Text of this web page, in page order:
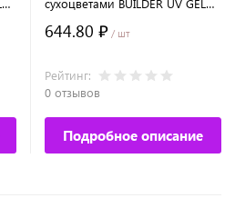
сухоцветами BUILDER UV GEL
644.80 ₽ / шт
Рейтинг:
0 отзывов
Подробное описание